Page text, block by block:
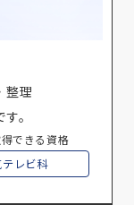
整理
。
できる資格
テレビ科